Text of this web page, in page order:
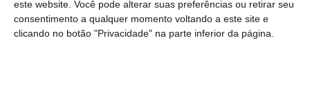
este website. Você pode alterar suas preferências ou retirar seu
consentimento a qualquer momento voltando a este site e
clicando no botão "Privacidade" na parte inferior da página.